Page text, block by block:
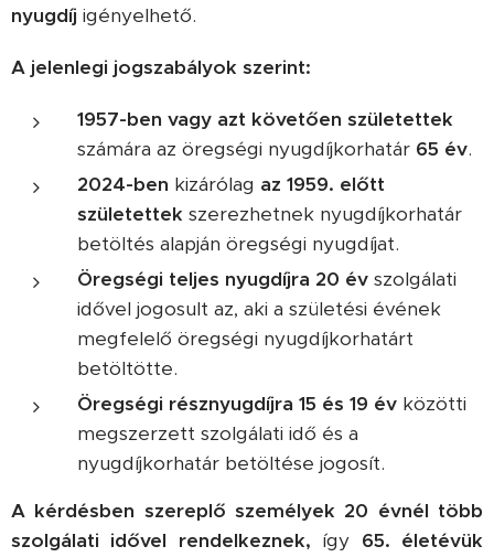
nyugdíj igényelhető.
A jelenlegi jogszabályok szerint:
1957-ben vagy azt követően születettek
számára az öregségi nyugdíjkorhatár 65 év.
2024-ben kizárólag az 1959. előtt
születettek szerezhetnek nyugdíjkorhatár
betöltés alapján öregségi nyugdíjat.
Öregségi teljes nyugdíjra 20 év szolgálati
idővel jogosult az, aki a születési évének
megfelelő öregségi nyugdíjkorhatárt
betöltötte.
Öregségi résznyugdíjra 15 és 19 év közötti
megszerzett szolgálati idő és a
nyugdíjkorhatár betöltése jogosít.
A kérdésben szereplő személyek 20 évnél több
szolgálati idővel rendelkeznek, így 65. életévük